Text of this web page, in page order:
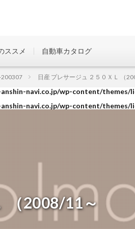
anshin-navi.co.jp/wp-content/themes/
navi.co.jp/wp-content/
navi.co.jp/wp-content/
ススメ 自動車カタログ
（2008/11～
200307 日産 プレサージュ ２５０ＸＬ （